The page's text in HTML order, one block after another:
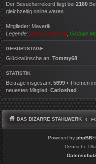
Der Besucherrekord liegt bei 2160
gleichzeitig online waren.
Mitglieder: Maverik
Legende: Administratoren Globale
GEBURTSTAGE
Glückwünsche an: Tommy68
STATISTIK
Beiträge insgesamt 5699 • Themen
neuestes Mitglied: Carloshed
DAS BIZARRE STAHLWERK
Powered by phpBB®
Deutsche
Datenschutz